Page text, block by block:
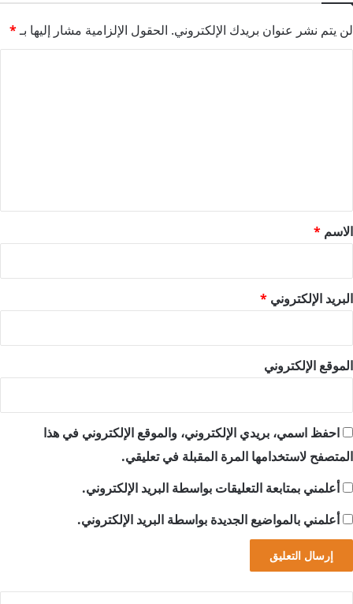
لن يتم نشر عنوان بريدك الإلكتروني. الحقول الإلزامية مشار إليها بـ*
*
الاسم *
البريد الإلكتروني *
الموقع الإلكتروني
احفظ اسمي، بريدي الإلكتروني، والموقع الإلكتروني في هذا
المتصفح لاستخدامها المرة المقبلة في تعليقي.
أعلمني بمتابعة التعليقات بواسطة البريد الإلكتروني.
أعلمني بالمواضيع الجديدة بواسطة البريد الإلكتروني.